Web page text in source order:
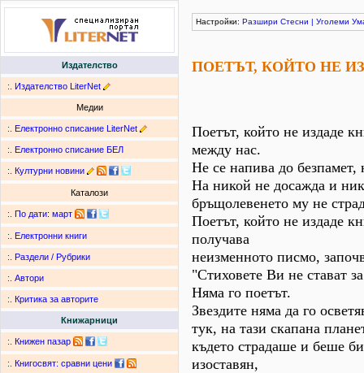
Издателство
:. Издателство LiterNet
Медии
:. Електронно списание LiterNet
:. Електронно списание БЕЛ
:. Културни новини
Каталози
:. По дати: март
:. Електронни книги
:. Раздели / Рубрики
:. Автори
:. Критика за авторите
Книжарници
:. Книжен пазар
:. Книгосвят: сравни цени
Настройки: Разшири Стесни | Уголеми
ПОЕТЪТ, КОЙТО НЕ
Поетът, който не издаде
между нас.
Не се напива до безпамет,
На никой не досажда и
бръщолевенето му не
Поетът, който не издаде
получава
неизменното писмо,
"Стиховете Ви не стават
Няма го поетът.
Звездите няма да го
тук, на тази скапана
където страдаше и беше
изоставян,